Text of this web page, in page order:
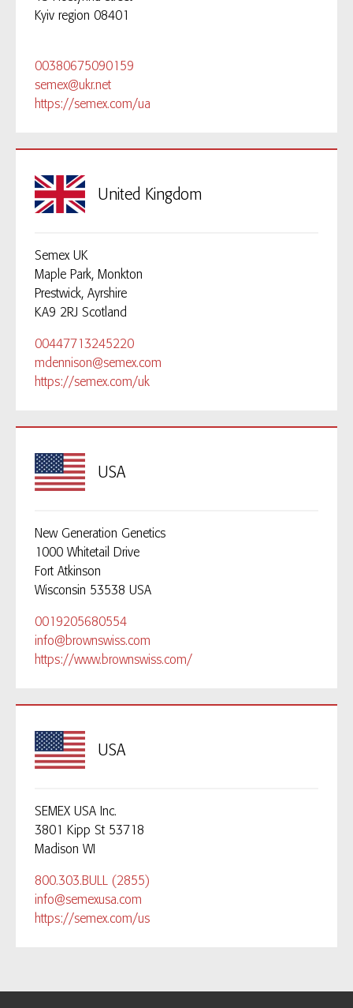
Kyiv region 08401
00380675090159
semex@ukr.net
https://semex.com/ua
United Kingdom
Semex UK
Maple Park, Monkton
Prestwick, Ayrshire
KA9 2RJ Scotland
00447713245220
mdennison@semex.com
https://semex.com/uk
USA
New Generation Genetics
1000 Whitetail Drive
Fort Atkinson
Wisconsin 53538 USA
0019205680554
info@brownswiss.com
https://www.brownswiss.com/
USA
SEMEX USA Inc.
3801 Kipp St 53718
Madison WI
800.303.BULL (2855)
info@semexusa.com
https://semex.com/us